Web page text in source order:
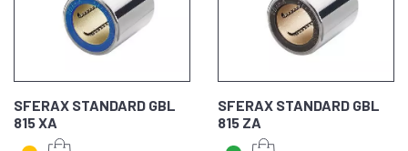
SFERAX STANDARD GBL
815 XA
SFERAX STANDARD GBL
815 ZA